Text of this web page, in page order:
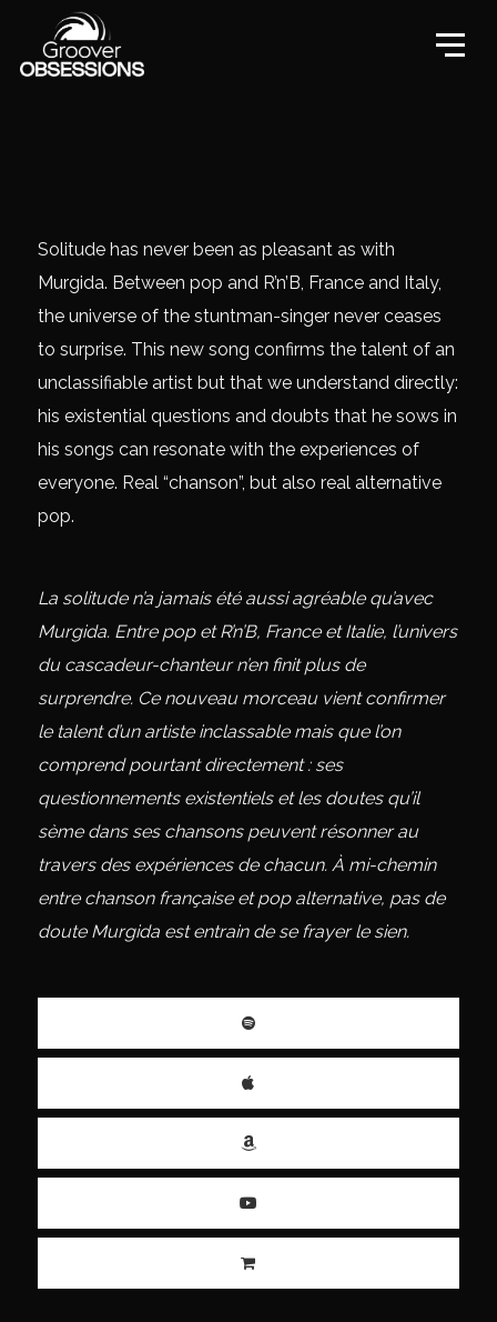
Solitude has never been as pleasant as with
Murgida. Between pop and R’n’B, France and Italy,
the universe of the stuntman-singer never ceases
to surprise. This new song confirms the talent of an
unclassifiable artist but that we understand directly:
his existential questions and doubts that he sows in
his songs can resonate with the experiences of
everyone. Real “chanson”, but also real alternative
pop.
La solitude n’a jamais été aussi agréable qu’avec
Murgida. Entre pop et R’n’B, France et Italie, l’univers
du cascadeur-chanteur n’en finit plus de
surprendre. Ce nouveau morceau vient confirmer
le talent d’un artiste inclassable mais que l’on
comprend pourtant directement : ses
questionnements existentiels et les doutes qu’il
sème dans ses chansons peuvent résonner au
travers des expériences de chacun. À mi-chemin
entre chanson française et pop alternative, pas de
doute Murgida est entrain de se frayer le sien.